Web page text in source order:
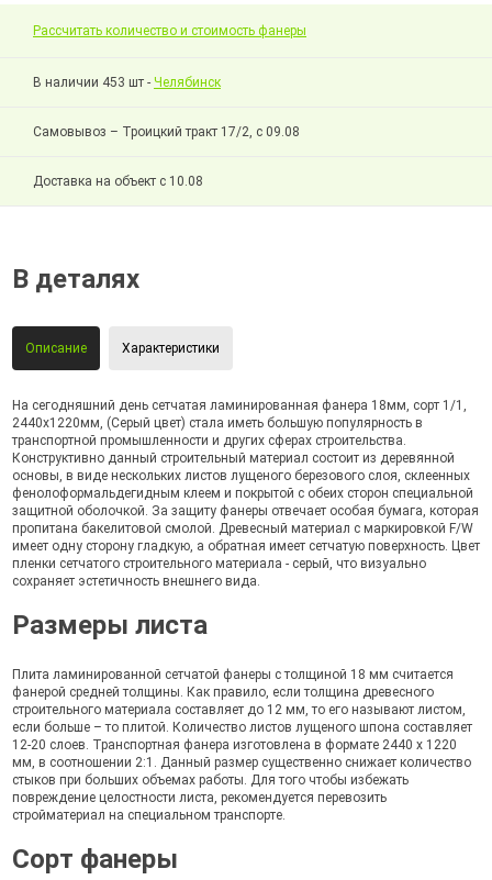
Рассчитать количество и стоимость фанеры
В наличии 453 шт - Челябинск
Самовывоз – Троицкий тракт 17/2, с 09.08
Доставка на объект с 10.08
В деталях
Описание Характеристики
На сегодняшний день сетчатая ламинированная фанера 18мм, сорт 1/1,
2440х1220мм, (Серый цвет) стала иметь большую популярность в
транспортной промышленности и других сферах строительства.
Конструктивно данный строительный материал состоит из деревянной
основы, в виде нескольких листов лущеного березового слоя, склеенных
фенолоформальдегидным клеем и покрытой с обеих сторон специальной
защитной оболочкой. За защиту фанеры отвечает особая бумага, которая
пропитана бакелитовой смолой. Древесный материал c маркировкой F/W
имеет одну сторону гладкую, а обратная имеет сетчатую поверхность. Цвет
пленки сетчатого строительного материала - серый, что визуально
сохраняет эстетичность внешнего вида.
Размеры листа
Плита ламинированной сетчатой фанеры с толщиной 18 мм считается
фанерой средней толщины. Как правило, если толщина древесного
строительного материала составляет до 12 мм, то его называют листом,
если больше – то плитой. Количество листов лущеного шпона составляет
12-20 слоев. Транспортная фанера изготовлена в формате 2440 х 1220
мм, в соотношении 2:1. Данный размер существенно снижает количество
стыков при больших объемах работы. Для того чтобы избежать
повреждение целостности листа, рекомендуется перевозить
стройматериал на специальном транспорте.
Сорт фанеры